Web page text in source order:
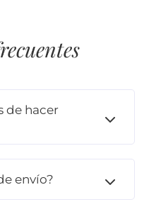
de hacer
envío?